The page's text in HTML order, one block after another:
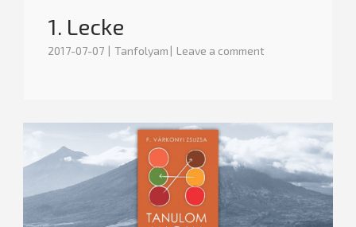
1. Lecke
2017-07-07 Tanfolyam Leave a comment